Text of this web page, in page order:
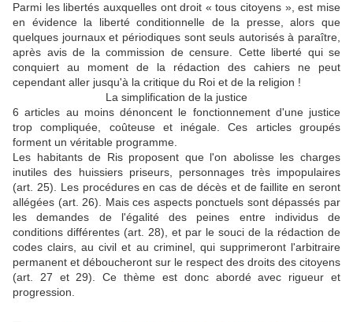
Parmi les libertés auxquelles ont droit « tous citoyens », est mise
en évidence la liberté conditionnelle de la presse, alors que
quelques journaux et périodiques sont seuls autorisés à paraître,
après avis de la commission de censure. Cette liberté qui se
conquiert au moment de la rédaction des cahiers ne peut
cependant aller jusqu'à la critique du Roi et de la religion !
La simplification de la justice
6 articles au moins dénoncent le fonctionnement d'une justice
trop compliquée, coûteuse et inégale. Ces articles groupés
forment un véritable programme.
Les habitants de Ris proposent que l'on abolisse les charges
inutiles des huissiers priseurs, personnages très impopulaires
(art. 25). Les procédures en cas de décès et de faillite en seront
allégées (art. 26). Mais ces aspects ponctuels sont dépassés par
les demandes de l'égalité des peines entre individus de
conditions différentes (art. 28), et par le souci de la rédaction de
codes clairs, au civil et au criminel, qui supprimeront l'arbitraire
permanent et déboucheront sur le respect des droits des citoyens
(art. 27 et 29). Ce thème est donc abordé avec rigueur et
progression.